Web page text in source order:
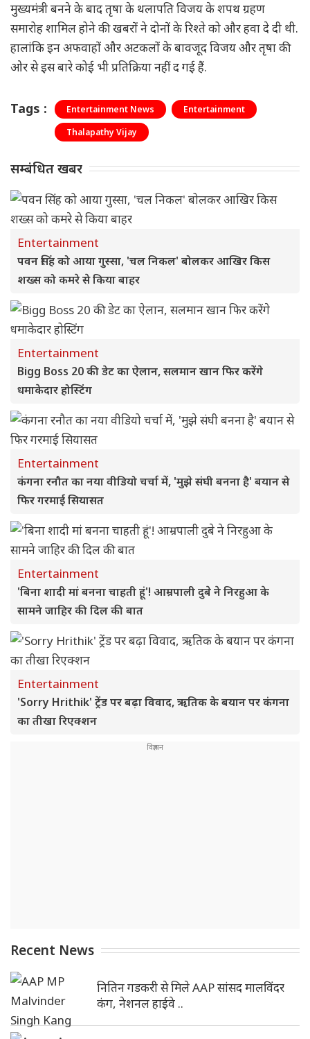
मुख्यमंत्री बनने के बाद तृषा के थलापति विजय के शपथ ग्रहण
समारोह शामिल होने की खबरों ने दोनों के रिश्ते को और हवा दे दी थी.
हालांकि इन अफवाहों और अटकलों के बावजूद विजय और तृषा की
ओर से इस बारे कोई भी प्रतिक्रिया नहीं द गई हैं.
Tags : Entertainment News
Entertainment
Thalapathy Vijay
सम्बंधित खबर
Entertainment
पवन सिंह को आया गुस्सा, 'चल निकल' बोलकर आखिर किस
शख्स को कमरे से किया बाहर
Entertainment
Bigg Boss 20 की डेट का ऐलान, सलमान खान फिर करेंगे
धमाकेदार होस्टिंग
Entertainment
कंगना रनौत का नया वीडियो चर्चा में, 'मुझे संघी बनना है' बयान से
फिर गरमाई सियासत
Entertainment
'बिना शादी मां बनना चाहती हूं'! आम्रपाली दुबे ने निरहुआ के
सामने जाहिर की दिल की बात
Entertainment
'Sorry Hrithik' ट्रेंड पर बढ़ा विवाद, ऋतिक के बयान पर कंगना
का तीखा रिएक्शन
Recent News
नितिन गडकरी से मिले AAP सांसद मालविंदर
कंग, नेशनल हाईवे ..